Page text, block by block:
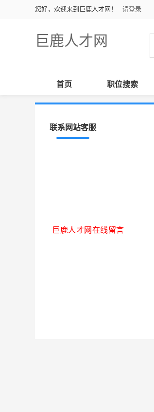
您好，欢迎来到巨鹿人才网！ 请登录
巨鹿人才网
首页 职位搜索
联系网站客服
巨鹿人才网在线留言